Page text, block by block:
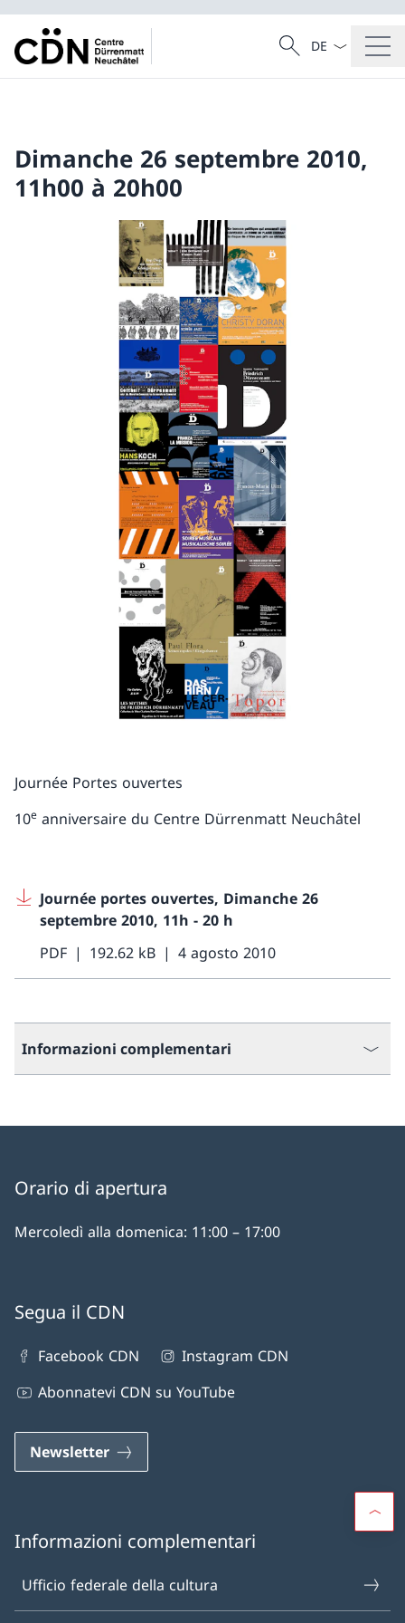
Cercare
Ricerca
Dal menu a
Dimanche 26 septembre 2010,
11h00 à 20h00
Journée Portes ouvertes
10e anniversaire du Centre Dürrenmatt Neuchâtel
Journée portes ouvertes, Dimanche 26
septembre 2010, 11h - 20 h
PDF
192.62 kB 4 agosto 2010
Informazioni complementari
Orario di apertura
Mercoledì alla domenica: 11:00 – 17:00
Segua il CDN
Facebook CDN
Instagram CDN
Abonnatevi CDN su YouTube
Newsletter
Informazioni complementari
Ufficio federale della cultura